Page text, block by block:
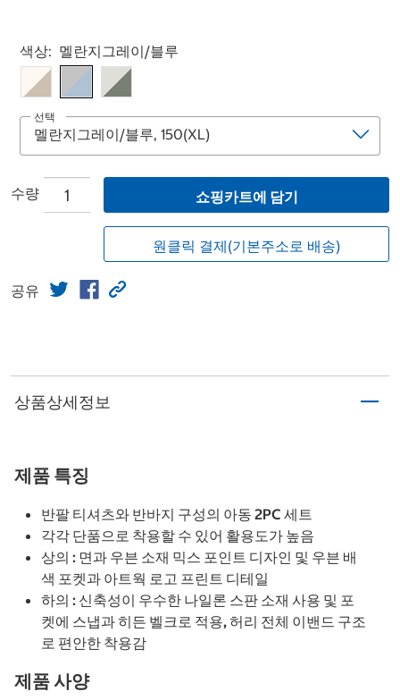
Select product
색상: 멜란지그레이/블루
선택
수량 쇼핑카트에 담기
원클릭 결제(기본주소로 배송)
공유
상품상세정보
제품 특징
반팔 티셔츠와 반바지 구성의 아동 2PC 세트
각각 단품으로 착용할 수 있어 활용도가 높음
상의 : 면과 우븐 소재 믹스 포인트 디자인 및 우븐 배
색 포켓과 아트웍 로고 프린트 디테일
하의 : 신축성이 우수한 나일론 스판 소재 사용 및 포
켓에 스냅과 히든 벨크로 적용, 허리 전체 이밴드 구조
로 편안한 착용감
제품 사양